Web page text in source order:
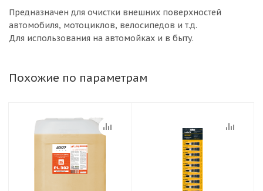
Предназначен для очистки внешних поверхностей
автомобиля, мотоциклов, велосипедов и т.д.
Для использования на автомойках и в быту.
Похожие по параметрам